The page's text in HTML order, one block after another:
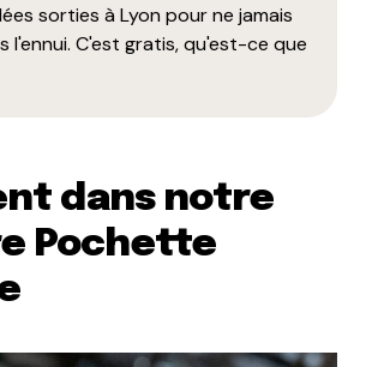
sorties à Lyon pour ne jamais
l'ennui. C'est gratis, qu'est-ce que
dans notre
Pochette